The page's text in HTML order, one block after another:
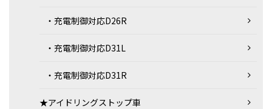
・充電制御対応D26R
・充電制御対応D31L
・充電制御対応D31R
★アイドリングストップ車